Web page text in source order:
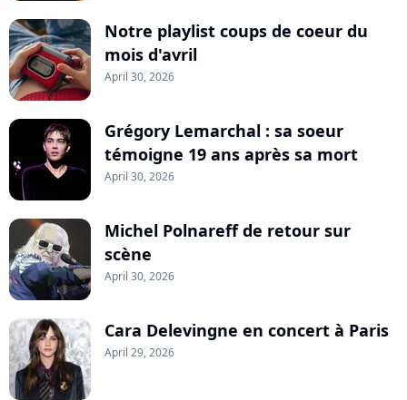
Notre playlist coups de coeur du
mois d'avril
April 30, 2026
Grégory Lemarchal : sa soeur
témoigne 19 ans après sa mort
April 30, 2026
Michel Polnareff de retour sur
scène
April 30, 2026
Cara Delevingne en concert à Paris
April 29, 2026